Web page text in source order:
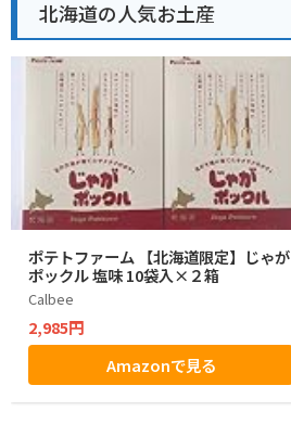
北海道の人気お土産
ポテトファーム 【北海道限定】じゃが
ポックル 塩味 10袋入×２箱
Calbee
2,985円
Amazonで見る